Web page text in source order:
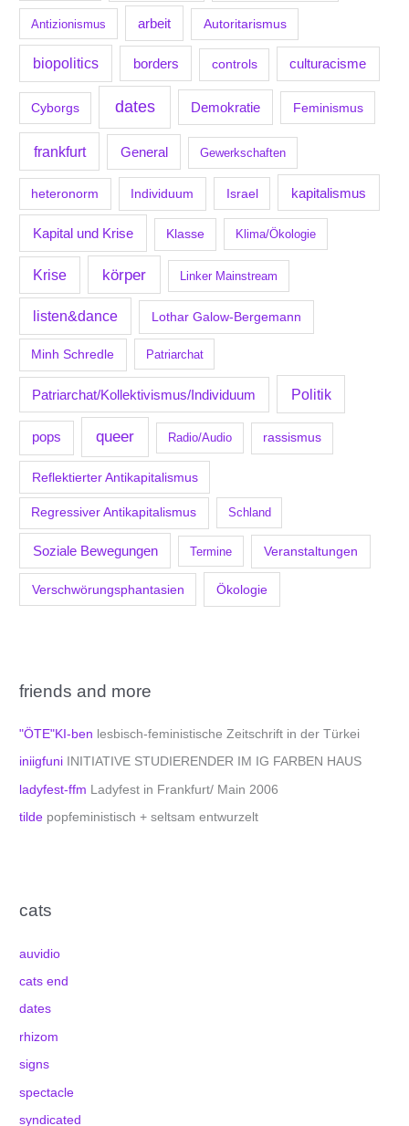
Antizionismus arbeit Autoritarismus
biopolitics borders controls culturacisme
Cyborgs dates Demokratie Feminismus
frankfurt General Gewerkschaften
heteronorm Individuum Israel kapitalismus
Kapital und Krise Klasse Klima/Ökologie
Krise körper Linker Mainstream
listen&dance Lothar Galow-Bergemann
Minh Schredle Patriarchat
Patriarchat/Kollektivismus/Individuum Politik
pops queer Radio/Audio rassismus
Reflektierter Antikapitalismus
Regressiver Antikapitalismus Schland
Soziale Bewegungen Termine Veranstaltungen
Verschwörungsphantasien Ökologie
friends and more
"ÖTE"KI-ben lesbisch-feministische Zeitschrift in der Türkei
iniigfuni INITIATIVE STUDIERENDER IM IG FARBEN HAUS
ladyfest-ffm Ladyfest in Frankfurt/ Main 2006
tilde popfeministisch + seltsam entwurzelt
cats
auvidio
cats end
dates
rhizom
signs
spectacle
syndicated